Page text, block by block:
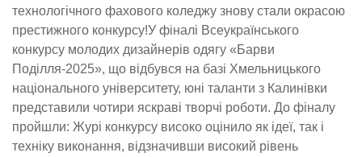
технологічного фахового коледжу знову стали окрасою
престижного конкурсу!У фіналі Всеукраїнського
конкурсу молодих дизайнерів одягу «Барви
Поділля-2025», що відбувся на базі Хмельницького
національного університету, юні таланти з Калинівки
представили чотири яскраві творчі роботи. До фіналу
пройшли: Журі конкурсу високо оцінило як ідеї, так і
техніку виконання, відзначивши високий рівень